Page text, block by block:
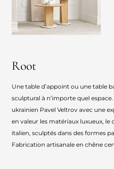
Root
Une table d’appoint ou une table
sculptural à n’importe quel
ukrainien Pavel Veltrov avec une
en valeur les matériaux luxueux, le
italien, sculptés dans des formes
Fabrication artisanale en chêne